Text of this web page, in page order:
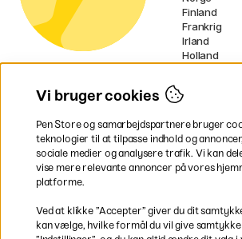
Finland
Frankrig
Irland
Holland
EU
* Specifikke
voluminøse
Vi bruger cookies
Pen Store og samarbejdspartnere bruger
teknologier til at tilpasse indhold og
sociale medier og analysere trafik. Vi kan
vise mere relevante annoncer på vores
platforme.
Ved at klikke ”Accepter” giver du dit
kan vælge, hvilke formål du vil give